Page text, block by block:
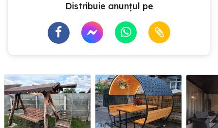
Distribuie anunțul pe